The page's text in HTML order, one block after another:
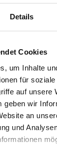
Details
Cookies
um Inhalte
für
auf unsere
geben wir
an
und
0von0